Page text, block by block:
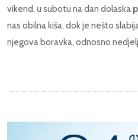
vikend, u subotu na dan dolaska
nas obilna kiša, dok je nešto
njegova boravka, odnosno